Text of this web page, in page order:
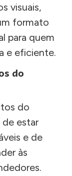
visuais,
formato
para quem
e eficiente.
do
do
estar
e de
às